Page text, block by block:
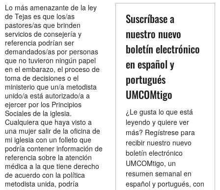
Suscríbase a
nuestro nuevo
boletín electrónico
en español y
portugués
UMCOMtigo
¿Le gusta lo que está
leyendo y quiere ver
más? Regístrese para
recibir nuestro nuevo
boletín electrónico
UMCOMtigo, un
resumen semanal en
español y portugués, con
Lo más amenazante de la ley
de Tejas es que los/as
pastores/as que brinden
servicios de consejería y
referencia podrían ser
demandados/as por personas
que no tuvieron ningún papel
en el embarazo, el proceso de
toma de decisiones o el
ministerio que un/a metodista
unido/a está autorizado/a a
ejercer por los Principios
Sociales de la iglesia.
Cualquiera que haya visto a
una mujer salir de la oficina de
mi iglesia con un folleto que
podría contener información de
referencia sobre la atención
médica a la que tiene derecho
de acuerdo con la política
metodista unida, podría